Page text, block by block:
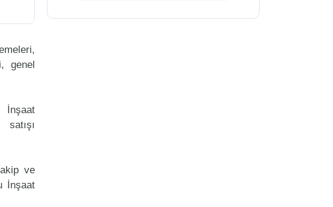
genel
İnşaat
ve
İnşaat